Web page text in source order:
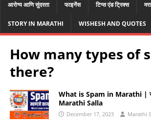
आरोग्य आणि सुंदरता फाइनेंस टिप्स एंड ट्रिक्स
STORY IN MARATHI WISHESH AND QUOTES
How many types of
there?
What is Spam in Marathi |
Marathi Salla
December 17, 2023 Marathi